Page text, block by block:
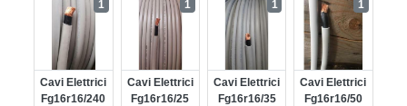
Cavi Elettrici
Fg16r16/240
1
Cavi Elettrici
Fg16r16/25
1
Cavi Elettrici
Fg16r16/35
1
Cavi Elettrici
Fg16r16/50
1